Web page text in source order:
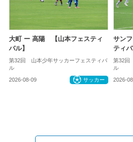
大町 ー 高陽 【山本フェスティ
バル】
第32回 山本少年サッカーフェスティバ
ル
2026-08-09 サッカー
サン
ティバ
第32回
ル
2026-